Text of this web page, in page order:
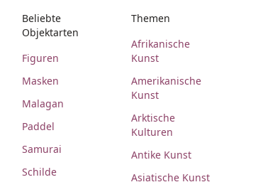
Beliebte
Objektarten
Figuren
Masken
Malagan
Paddel
Samurai
Schilde
Themen
Afrikanische
Kunst
Amerikanische
Kunst
Arktische
Kulturen
Antike Kunst
Asiatische Kunst